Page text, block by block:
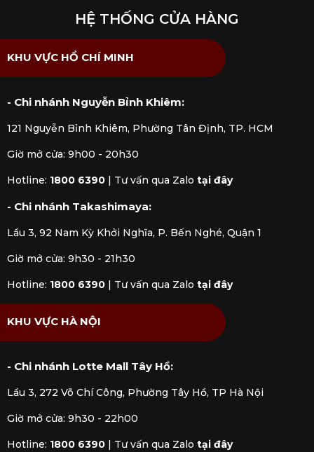
dao Sujihiki Miyabi 5000FCD 24cm nhập khẩu
chức năng. Mua hàng tại Kitchen Koncept khách
hàng sẽ yên tâm khi nhận được đầy đủ chế độ bảo
HỆ THỐNG CỬA HÀNG
KHU VỰC HỒ CHÍ MINH
- Chi nhánh Nguyễn Bỉnh Khiêm:
121 Nguyễn Bỉnh Khiêm, Phường Tân Định, TP. HCM
Giờ mở cửa: 9h00 - 20h30
Hotline: 1800 6390 Tư vấn qua Zalo tại đây
- Chi nhánh Takashimaya:
Lầu 3, 92 Nam Kỳ Khởi Nghĩa, P. Bến Nghé, Quận 1
Giờ mở cửa: 9h30 - 21h30
Hotline: 1800 6390 Tư vấn qua Zalo tại đây
KHU VỰC HÀ NỘI
- Chi nhánh Lotte Mall Tây Hồ:
Lầu 3, 272 Võ Chí Công, Phường Tây Hồ, TP Hà Nội
Giờ mở cửa: 9h30 - 22h00
Hotline: 1800 6390 Tư vấn qua Zalo tại đây